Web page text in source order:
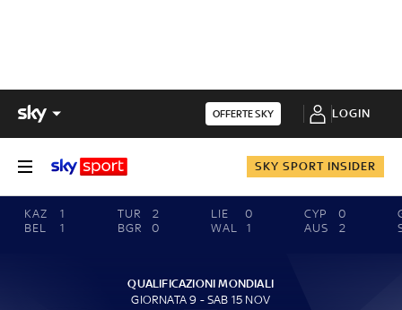
OFFERTE SKY LOGIN
SKY SPORT INSIDER
KAZ
1
BEL
1
TUR
2
BGR
0
LIE
0
WAL
1
CYP
0
AUS
2
QUALIFICAZIONI MONDIALI
GIORNATA 9 - SAB 15 NOV